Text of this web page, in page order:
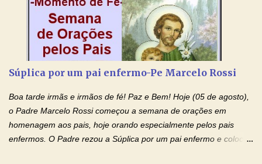
sobre mim e sobre todos os meus familiares. Eu peço, Senhor
Jesus, que, pelo poder libertador e salvítico deste Sangue,
possamos nos livrar de toda opressão diabólica que possa estar
prejudicando a nossa família. Peço também que atenda, em
(apresente aqui o seu pedido...) Eu, desde já, agradeço de
coração, confiante que o Senhor me atenderá. Eu louvo o Pai por
ter nos dado o Senhor, Jesus, como presente de Páscoa. eu
agradeço de coração ao Espíri...
Súplica por um pai enfermo-Pe Marcelo Rossi
Boa tarde irmãs e irmãos de fé! Paz e Bem! Hoje (05 de agosto),
o Padre Marcelo Rossi começou a semana de orações em
homenagem aos pais, hoje orando especialmente pelos pais
enfermos. O Padre rezou a Súplica por um pai enfermo e colocou